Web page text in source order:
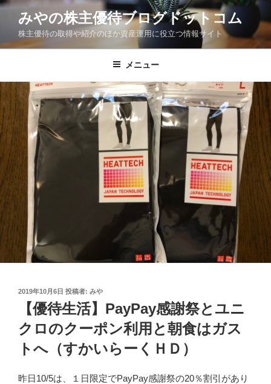
コ
ン
ス
キ
ッ
プ
みやの株主優待ブログドットコム
株主優待の取得や紹介のほか資産運用に役立つ情報サイト
メニュー
投
2019年10月6日 投稿者: みや
【優待生活】PayPay感謝祭とユニ
クロのクーポン利用と朝食はガス
トへ（すかいらーくＨＤ）
昨日10/5は、１日限定でPayPay感謝祭の20％割引があり